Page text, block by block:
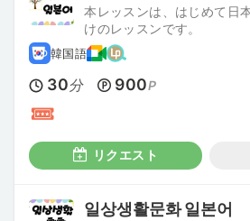
本レッスンは、はじめて日
けのレッスンです。
韓国語
30分 900P
リクエスト
일상생활문화 일본어